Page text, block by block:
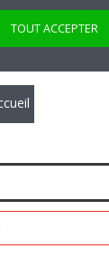
TOUT ACCEPTER